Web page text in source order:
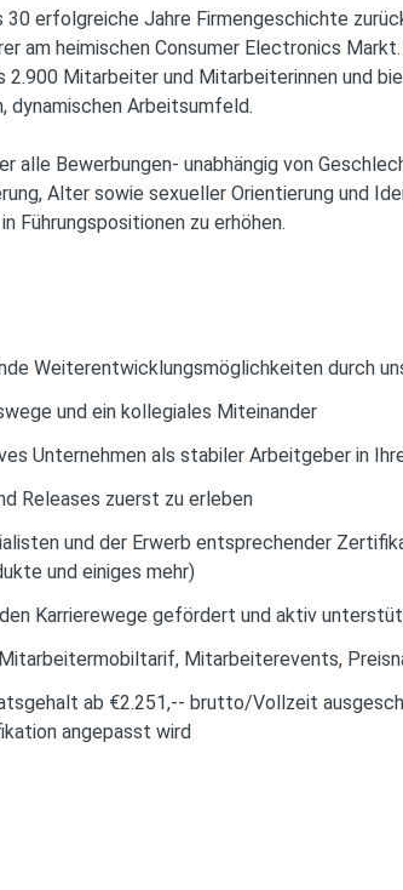
erfolgreiche Jahre Firmengeschichte
am heimischen Consumer Electronics
Mitarbeiter und Mitarbeiterinnen und
dynamischen Arbeitsumfeld.
alle Bewerbungen- unabhängig von
Alter sowie sexueller Orientierung und
Führungspositionen zu erhöhen.
Weiterentwicklungsmöglichkeiten durch
und ein kollegiales Miteinander
Unternehmen als stabiler Arbeitgeber in
Releases zuerst zu erleben
und der Erwerb entsprechender
und einiges mehr)
Karrierewege gefördert und aktiv
Mitarbeiterevents,
ab €2.251,-- brutto/Vollzeit
angepasst wird